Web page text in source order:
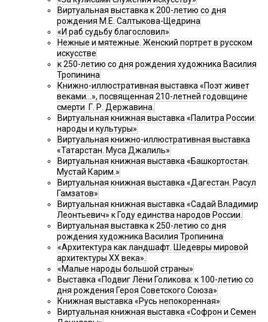
Виртуальная выставка к 200-летию со дня
рождения М.Е. Салтыкова-Щедрина
«И раб судьбу благословил»
Нежные и мятежные. Женский портрет в русском
искусстве
к 250-летию со дня рождения художника Василия
Тропинина
Книжно-иллюстративная выставка «Поэт живет
веками…», посвященная 210-летней годовщине
смерти Г. Р. Державина.
Виртуальная книжная выставка «Палитра России:
народы и культуры»
Виртуальная книжно-иллюстративная выставка
«Татарстан. Муса Джалиль»
Виртуальная книжная выставка «Башкортостан.
Мустай Карим.»
Виртуальная книжная выставка «Дагестан. Расул
Гамзатов»
Виртуальная книжная выставка «Садай Владимир
Леонтьевич» к Году единства народов России.
Виртуальная выставка к 250-летию со дня
рождения художника Василия Тропинина
«Архитектура как ландшафт. Шедевры мировой
архитектуры XX века».
«Малые народы большой страны»
Выставка «Подвиг Лёни Голикова: к 100-летию со
дня рождения Героя Советского Союза»
Книжная выставка «Русь непокоренная»
Виртуальная книжная выставка «Софрон и Семен